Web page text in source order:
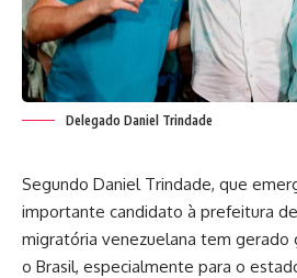
Delegado Daniel Trindade
Segundo Daniel Trindade, que
importante candidato à prefeitura de
migratória venezuelana tem gerado
o Brasil, especialmente para o